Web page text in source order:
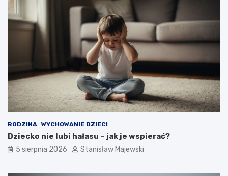
RODZINA WYCHOWANIE DZIECI
Dziecko nie lubi hałasu – jak je wspierać?
5 sierpnia 2026 Stanisław Majewski